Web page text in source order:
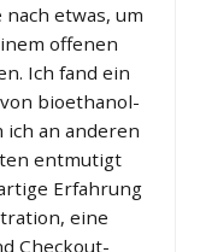
etwas, um
offenen
Ich fand ein
bioethanol-
ich an anderen
entmutigt
Erfahrung
eine
Checkout-